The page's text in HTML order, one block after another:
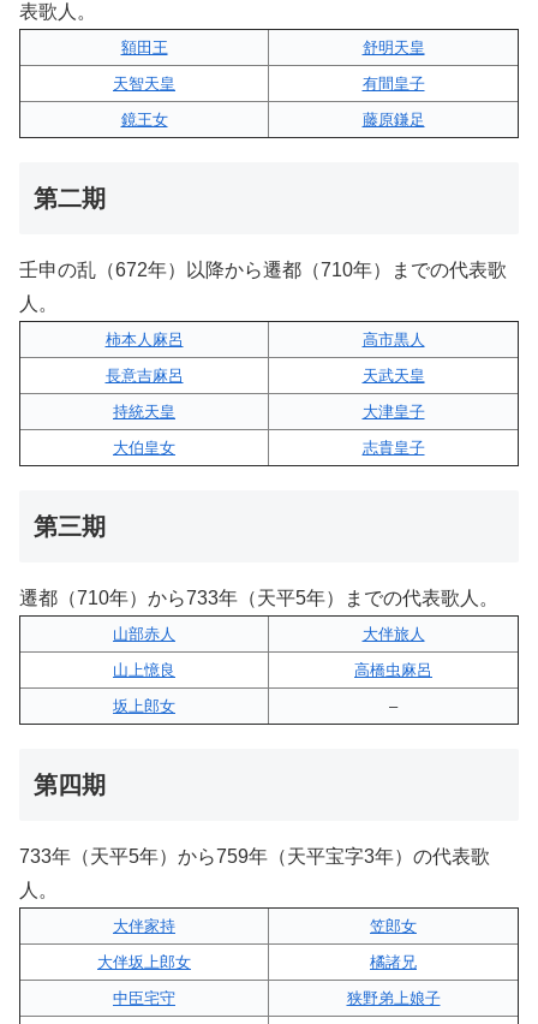
表歌人。
額田王
舒明天皇
天智天皇
有間皇子
鏡王女
藤原鎌足
第二期
壬申の乱（672年）以降から遷都（710年）までの代表歌
人。
柿本人麻呂
高市黒人
長意吉麻呂
天武天皇
持統天皇
大津皇子
大伯皇女
志貴皇子
第三期
遷都（710年）から733年（天平5年）までの代表歌人。
山部赤人
大伴旅人
山上憶良
高橋虫麻呂
坂上郎女
–
第四期
733年（天平5年）から759年（天平宝字3年）の代表歌
人。
大伴家持
笠郎女
大伴坂上郎女
橘諸兄
中臣宅守
狭野弟上娘子